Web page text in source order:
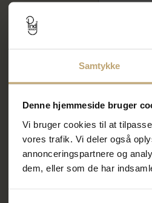
Samtykke
Denne hjemmeside bruger
Vi bruger cookies til at
vores trafik. Vi deler også
annonceringspartnere og
dem, eller som de har